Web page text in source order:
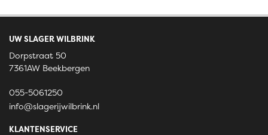
UW SLAGER WILBRINK
Dorpstraat 50
7361AW Beekbergen
055-5061250
info@slagerijwilbrink.nl
KLANTENSERVICE